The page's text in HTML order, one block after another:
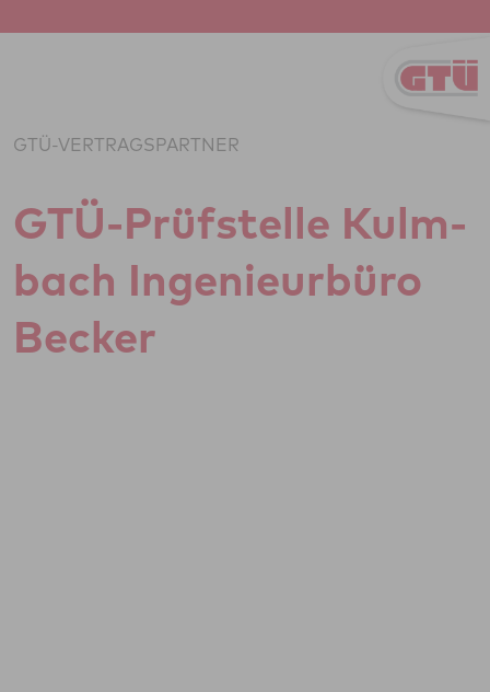
GTÜ-VERTRAGSPARTNER
GTÜ-Prüf­stelle Kulm­
bach Inge­ni­eu­r­büro
Becker